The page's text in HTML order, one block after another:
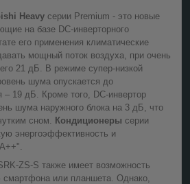
Heavy серии Premium - это новые
на базе DC-инверторного
его применения климатические
мощный поток воздуха, при очень
21 дБ. В режиме супер-низкой
шума опускается до
– 19 дБ. Кроме того, DC-инвертор
шума наружного блока на 3 дБ, что
сном.
Кондиционеры серии
энергоэффективность и
ZS-S также имеет возможность
или планшета. Однако,